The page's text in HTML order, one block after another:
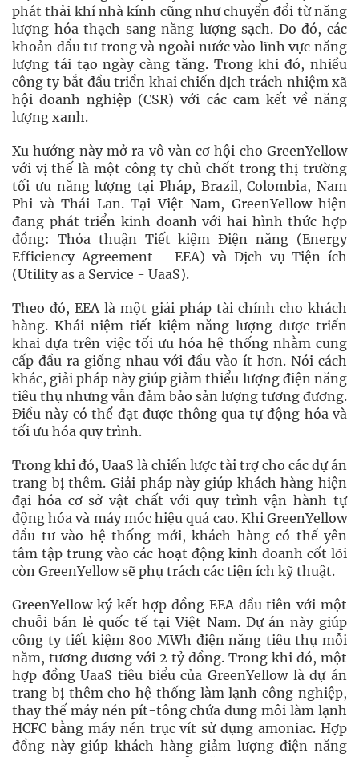
phát thải khí nhà kính cũng như chuyển đổi từ năng
lượng hóa thạch sang năng lượng sạch. Do đó, các
khoản đầu tư trong và ngoài nước vào lĩnh vực năng
lượng tái tạo ngày càng tăng. Trong khi đó, nhiều
công ty bắt đầu triển khai chiến dịch trách nhiệm xã
hội doanh nghiệp (CSR) với các cam kết về năng
lượng xanh.
Xu hướng này mở ra vô vàn cơ hội cho GreenYellow
với vị thế là một công ty chủ chốt trong thị trường
tối ưu năng lượng tại Pháp, Brazil, Colombia, Nam
Phi và Thái Lan. Tại Việt Nam, GreenYellow hiện
đang phát triển kinh doanh với hai hình thức hợp
đồng: Thỏa thuận Tiết kiệm Điện năng (Energy
Efficiency Agreement - EEA) và Dịch vụ Tiện ích
(Utility as a Service - UaaS).
Theo đó, EEA là một giải pháp tài chính cho khách
hàng. Khái niệm tiết kiệm năng lượng được triển
khai dựa trên việc tối ưu hóa hệ thống nhằm cung
cấp đầu ra giống nhau với đầu vào ít hơn. Nói cách
khác, giải pháp này giúp giảm thiểu lượng điện năng
tiêu thụ nhưng vẫn đảm bảo sản lượng tương đương.
Điều này có thể đạt được thông qua tự động hóa và
tối ưu hóa quy trình.
Trong khi đó, UaaS là chiến lược tài trợ cho các dự án
trang bị thêm. Giải pháp này giúp khách hàng hiện
đại hóa cơ sở vật chất với quy trình vận hành tự
động hóa và máy móc hiệu quả cao. Khi GreenYellow
đầu tư vào hệ thống mới, khách hàng có thể yên
tâm tập trung vào các hoạt động kinh doanh cốt lõi
còn GreenYellow sẽ phụ trách các tiện ích kỹ thuật.
GreenYellow ký kết hợp đồng EEA đầu tiên với một
chuỗi bán lẻ quốc tế tại Việt Nam. Dự án này giúp
công ty tiết kiệm 800 MWh điện năng tiêu thụ mỗi
năm, tương đương với 2 tỷ đồng. Trong khi đó, một
hợp đồng UaaS tiêu biểu của GreenYellow là dự án
trang bị thêm cho hệ thống làm lạnh công nghiệp,
thay thế máy nén pít-tông chứa dung môi làm lạnh
HCFC bằng máy nén trục vít sử dụng amoniac. Hợp
đồng này giúp khách hàng giảm lượng điện năng